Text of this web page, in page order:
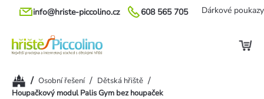
Přejít
608 565 705
info@hriste-piccolino.cz Dárkové poukazy
Domů/ Osobní řešení / Dětská hřiště /
Houpačkový modul Palis Gym bez houpaček